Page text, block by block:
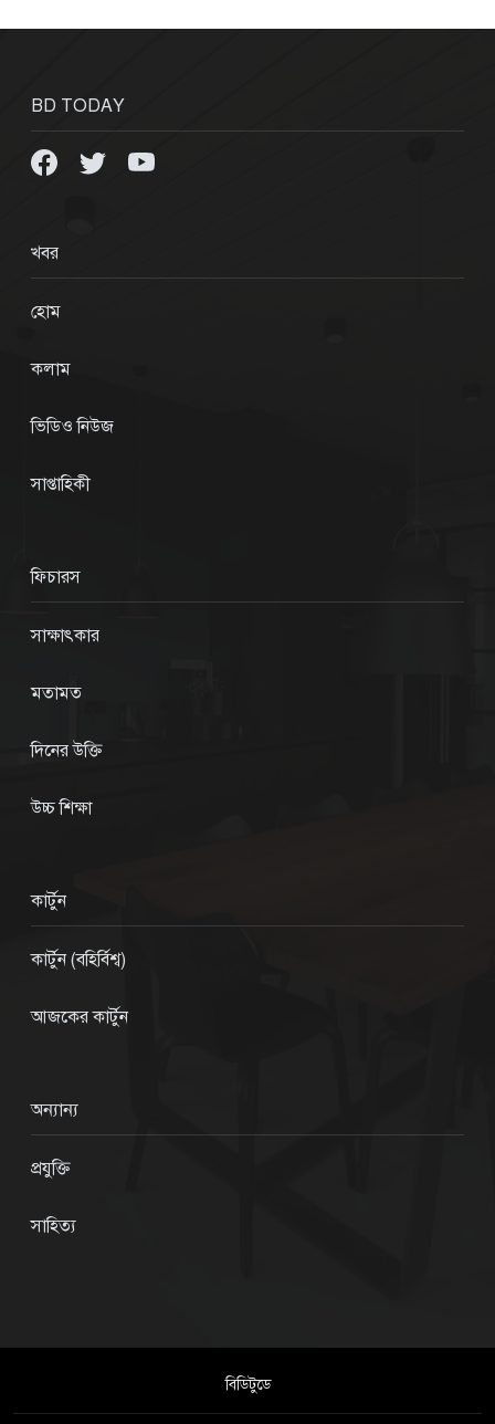
BD TODAY
খবর
হোম
কলাম
ভিডিও নিউজ
সাপ্তাহিকী
ফিচারস
সাক্ষাৎকার
মতামত
দিনের উক্তি
উচ্চ শিক্ষা
কার্টুন
কার্টুন (বহির্বিশ্ব)
আজকের কার্টুন
অন্যান্য
প্রযুক্তি
সাহিত্য
বিডিটুডে